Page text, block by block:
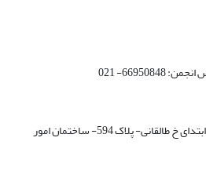
خیابان انقلاب- خیابان قدس- ابتدای خ طالقانی- پلاک 594- ساختمان امور